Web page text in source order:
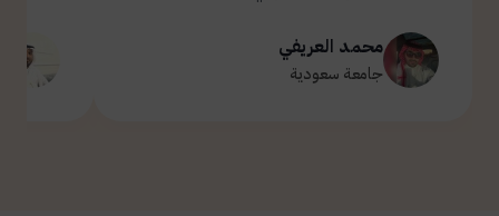
محمد العريفي
جامعة سعودية